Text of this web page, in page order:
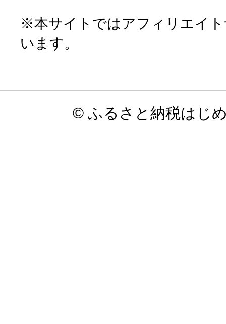
※本サイトではアフィリエイ
います。
© ふるさと納税はじ